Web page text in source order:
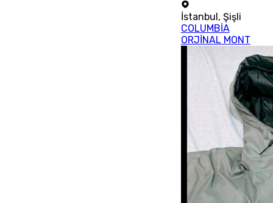
İstanbul, Şişli
COLUMBİA
ORJİNAL MONT